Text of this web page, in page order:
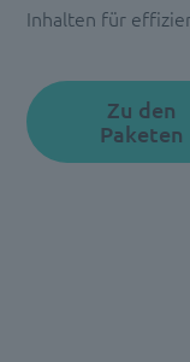
Inhalten für
Zu den
Paketen